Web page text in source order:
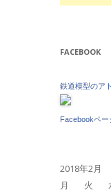
FACEBOOK
鉄道模型のア
Facebookペー
2018年2月
月
火